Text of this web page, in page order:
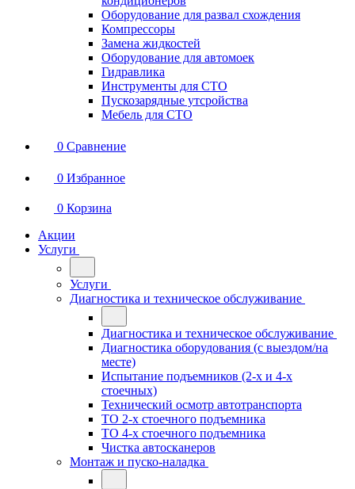
Оборудование для развал схождения
Компрессоры
Замена жидкостей
Оборудование для автомоек
Гидравлика
Инструменты для СТО
Пускозарядные утсройства
Мебель для СТО
0 Сравнение
0 Избранное
0 Корзина
Акции
Услуги
Услуги
Диагностика и техническое обслуживание
Диагностика и техническое обслуживание
Диагностика оборудования (с выездом/на
месте)
Испытание подъемников (2-х и 4-х
стоечных)
Технический осмотр автотранспорта
ТО 2-х стоечного подъемника
ТО 4-х стоечного подъемника
Чистка автосканеров
Монтаж и пуско-наладка